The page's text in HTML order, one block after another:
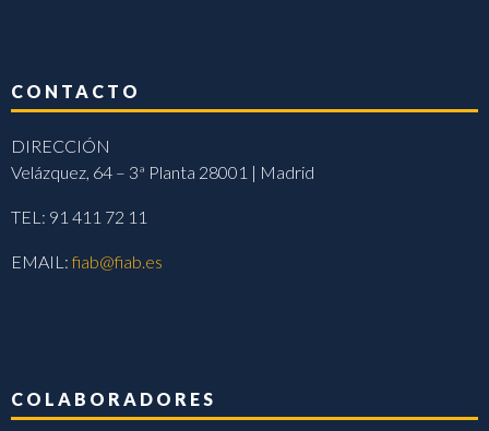
CONTACTO
DIRECCIÓN
Velázquez, 64 – 3ª Planta 28001 | Madrid
TEL: 91 411 72 11
EMAIL:fiab@fiab.es
COLABORADORES